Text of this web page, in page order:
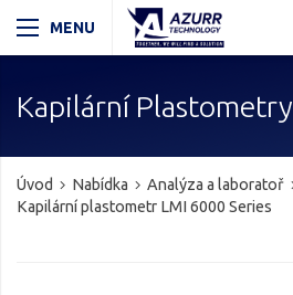
Kapilární Plastometry
Úvod Nabídka Analýza a laboratoř
Kapilární plastometr LMI 6000 Series